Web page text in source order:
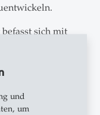
und
um
sich mit
sind und
Partnern
mit diesen
die aktuelle